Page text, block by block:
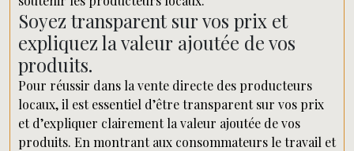
Soyez transparent sur vos prix et
expliquez la valeur ajoutée de vos
produits.
Pour réussir dans la vente directe des producteurs
locaux, il est essentiel d’être transparent sur vos prix
et d’expliquer clairement la valeur ajoutée de vos
produits. En montrant aux consommateurs le travail et